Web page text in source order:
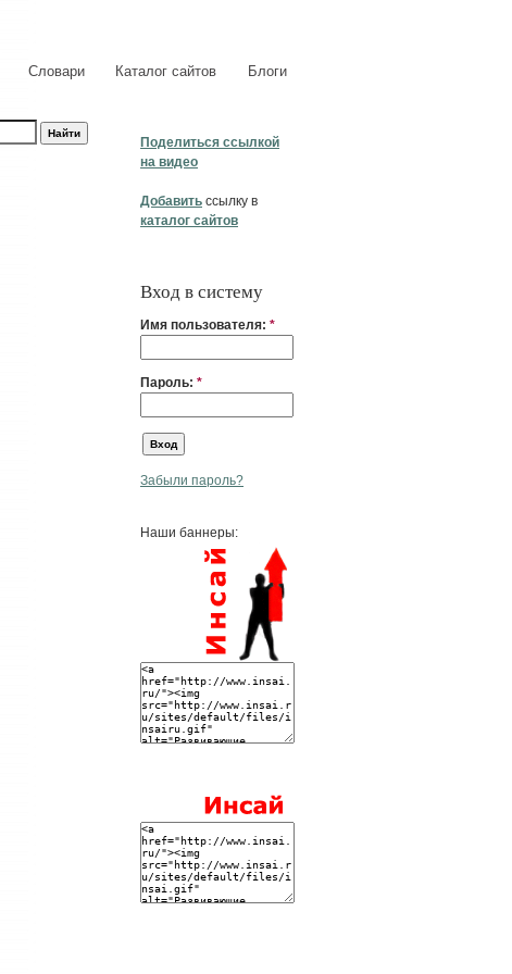
Словари Каталог сайтов Блоги
Поделиться ссылкой
на видео
Добавить ссылку в
каталог сайтов
Вход в систему
Имя пользователя: *
Пароль: *
Забыли пароль?
Наши баннеры: